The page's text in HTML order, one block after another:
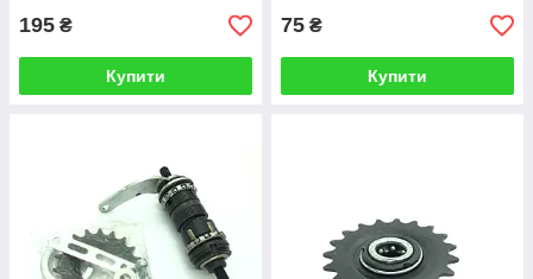
195 ₴
Купити
75 ₴
Купити